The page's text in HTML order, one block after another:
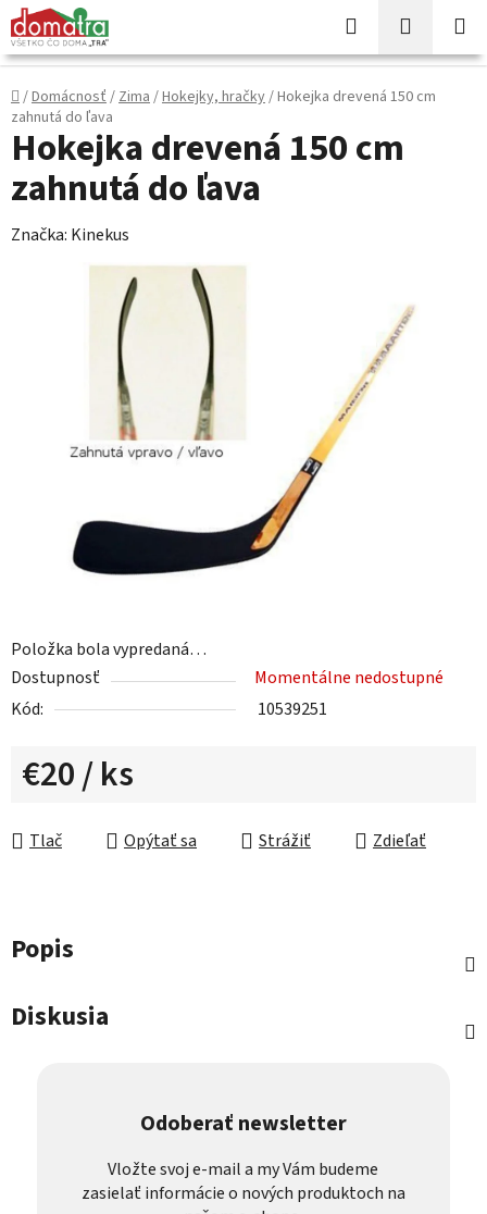
Prejsť
na
obsah
Hľadať
KOŠÍK
Domov
/Domácnosť/Zima/Hokejky, hračky/Hokejka drevená 150 cm
zahnutá do ľava
Položka bola vypredaná…
Dostupnosť
Momentálne nedostupné
Kód:
10539251
€20/ ks
Tlač
Opýtať sa Strážiť Zdieľať
Hokejka drevená 150 cm
zahnutá do ľava
Značka: Kinekus
Popis
Diskusia
Odoberať newsletter
Vložte svoj e-mail a my Vám budeme
zasielať informácie o nových produktoch na